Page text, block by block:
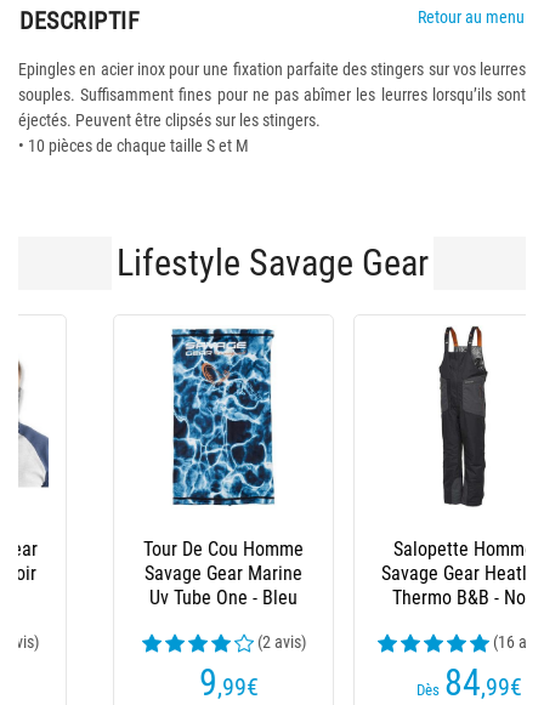
DESCRIPTIF Retour au menu
Epingles en acier inox pour une fixation parfaite des stingers sur vos leurres
souples. Suffisamment fines pour ne pas abîmer les leurres lorsqu’ils sont
éjectés. Peuvent être clipsés sur les stingers.
• 10 pièces de chaque taille S et M
Lifestyle Savage Gear
Salopette Homme
Savage Gear Heatlite
Thermo B&B - Noir
(16 avis)
Veste Homme Savage
Gear Heatlite Thermo
Jacket - Noir
(29 avis)
109,99€